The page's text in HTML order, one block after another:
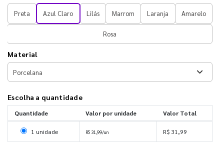
Preta Azul Claro Lilás Marrom Laranja Amarelo
Rosa
Material
Escolha a quantidade
Quantidade Valor por unidade Valor Total
Selecionar 1 unidade
1 unidade R$ 31,99/un R$ 31,99